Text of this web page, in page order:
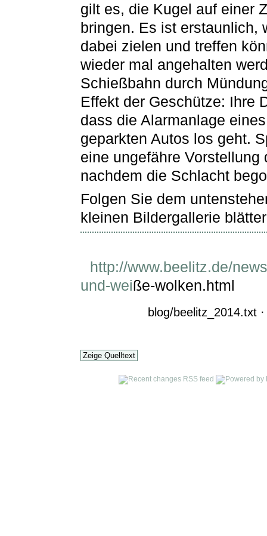
gilt es, die Kugel auf einer
bringen. Es ist erstaunlich,
dabei zielen und treffen
wieder mal angehalten
Schießbahn durch
Effekt der Geschütze: Ihre
dass die Alarmanlage
geparkten Autos los geht.
eine ungefähre
nachdem die Schlacht
Folgen Sie dem
kleinen Bildergallerie
http://www.beelitz.de/
und-weiße-wolken.html
blog/beelitz_2014.txt
Zeige Quelltext